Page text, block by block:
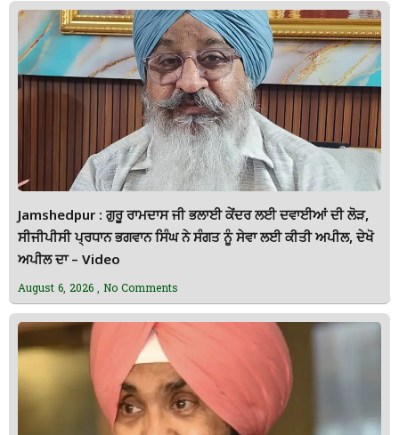
Jamshedpur : ਗੁਰੂ ਰਾਮਦਾਸ ਜੀ ਭਲਾਈ ਕੇਂਦਰ ਲਈ ਦਵਾਈਆਂ ਦੀ ਲੋੜ,
ਸੀਜੀਪੀਸੀ ਪ੍ਰਧਾਨ ਭਗਵਾਨ ਸਿੰਘ ਨੇ ਸੰਗਤ ਨੂੰ ਸੇਵਾ ਲਈ ਕੀਤੀ ਅਪੀਲ, ਦੇਖੋ
ਅਪੀਲ ਦਾ – Video
August 6, 2026 No Comments